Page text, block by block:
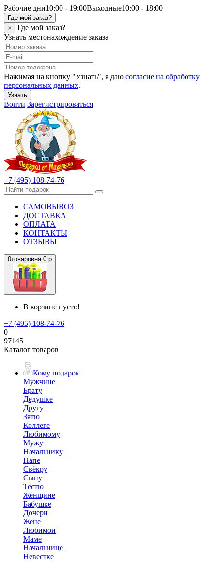
Рабочие дни10:00 - 19:00Выходные10:00 - 18:00
Где мой заказ?
×
Где мой заказ?
Узнать местонахождение заказа
Нажимая на кнопку "Узнать", я даю согласие на обработку
персональных данных.
Узнать
Войти Зарегистрироваться
+7 (495) 108-74-76
САМОВЫВОЗ
ДОСТАВКА
ОПЛАТА
КОНТАКТЫ
ОТЗЫВЫ
0товаровна 0 р
В корзине пусто!
+7 (495) 108-74-76
0
97145
Каталог товаров
Кому подарок
Мужчине
Брату
Дедушке
Другу
Зятю
Коллеге
Любимому
Мужу
Начальнику
Папе
Свёкру
Сыну
Тестю
Женщине
Бабушке
Дочери
Жене
Любимой
Маме
Начальнице
Невестке